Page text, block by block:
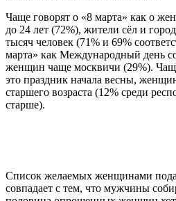
Чаще говорят о «8 марта» как о
до 24 лет (72%), жители сёл и
тысяч человек (71% и 69%
марта» как Международный день
женщин чаще москвичи (29%).
это праздник начала весны,
старшего возраста (12% среди
старше).
Список желаемых женщинами
совпадает с тем, что мужчины